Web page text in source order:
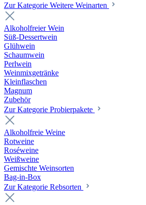
Zur Kategorie Weitere Weinarten
Alkoholfreier Wein
Süß-Dessertwein
Glühwein
Schaumwein
Perlwein
Weinmixgetränke
Kleinflaschen
Magnum
Zubehör
Zur Kategorie Probierpakete
Alkoholfreie Weine
Rotweine
Roséweine
Weißweine
Gemischte Weinsorten
Bag-in-Box
Zur Kategorie Rebsorten